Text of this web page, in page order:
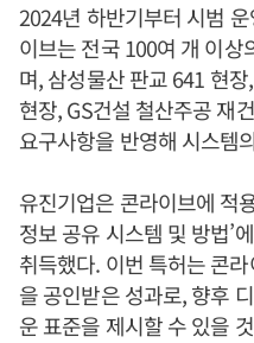
2024년 하반기부터 시범
이브는 전국 100여 개 이상
며, 삼성물산 판교 641 현
현장, GS건설 철산주공 재
요구사항을 반영해 시스템
유진기업은 콘라이브에 적
정보 공유 시스템 및 방법’
취득했다. 이번 특허는 콘
을 공인받은 성과로, 향후
운 표준을 제시할 수 있을